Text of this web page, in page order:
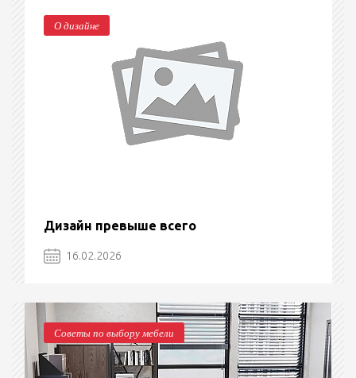
О дизайне
Дизайн превыше всего
16.02.2026
Советы по выбору мебели